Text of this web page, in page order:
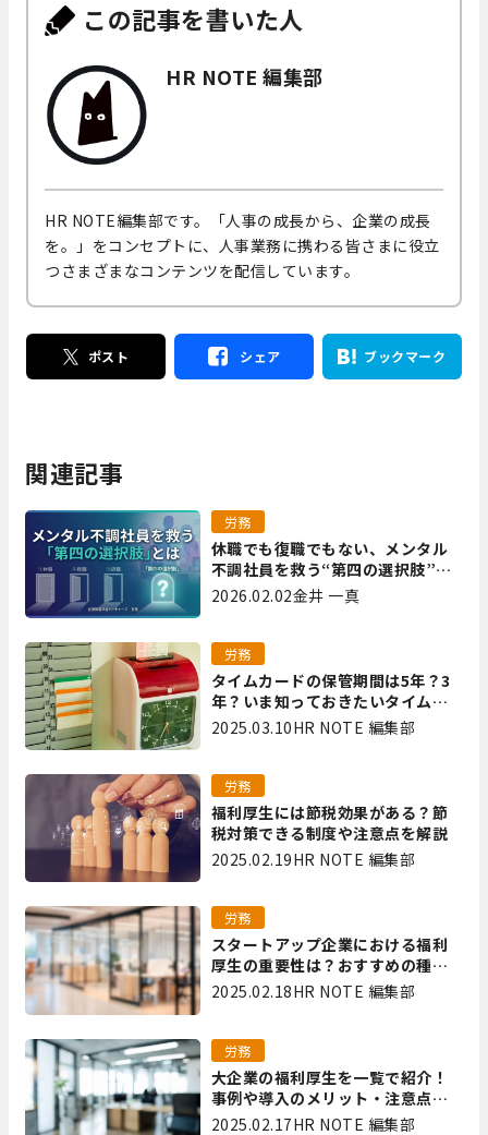
この記事を書いた人
HR NOTE 編集部
HR NOTE編集部です。「人事の成長から、企業の成長
を。」をコンセプトに、人事業務に携わる皆さまに役立
つさまざまなコンテンツを配信しています。
ポスト シェア ブックマーク
関連記事
休職でも復職でもない、メンタル
不調社員を救う“第四の選択肢”と
は｜全国障害年金パートナーズ 宮
労務
2026.02.02金井 一真
タイムカードの保管期間は5年？3
年？いま知っておきたいタイムカ
ード保管方法
労務
2025.03.10HR NOTE 編集部
福利厚生には節税効果がある？節
税対策できる制度や注意点を解説
労務
2025.02.19HR NOTE 編集部
スタートアップ企業における福利
厚生の重要性は？おすすめの種類
やメリット・デメリットを解説
労務
2025.02.18HR NOTE 編集部
大企業の福利厚生を一覧で紹介！
事例や導入のメリット・注意点を
解説
労務
2025.02.17HR NOTE 編集部